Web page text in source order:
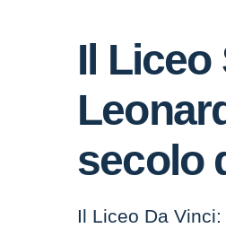
Il
secolo
Il Liceo Da